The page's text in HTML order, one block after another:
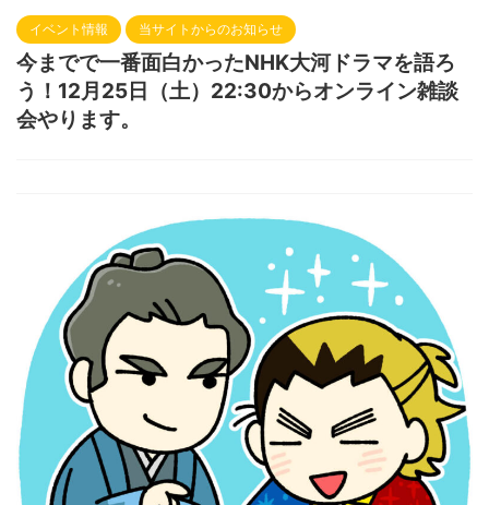
イベント情報 当サイトからのお知らせ
今までで一番面白かったNHK大河ドラマを語ろ
う！12月25日（土）22:30からオンライン雑談
会やります。